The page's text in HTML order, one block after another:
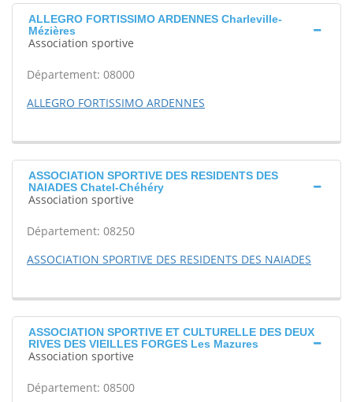
ALLEGRO FORTISSIMO ARDENNES Charleville-
Mézières
Association sportive
Département: 08000
ALLEGRO FORTISSIMO ARDENNES
ASSOCIATION SPORTIVE DES RESIDENTS DES
NAIADES Chatel-Chéhéry
Association sportive
Département: 08250
ASSOCIATION SPORTIVE DES RESIDENTS DES NAIADES
ASSOCIATION SPORTIVE ET CULTURELLE DES DEUX
RIVES DES VIEILLES FORGES Les Mazures
Association sportive
Département: 08500